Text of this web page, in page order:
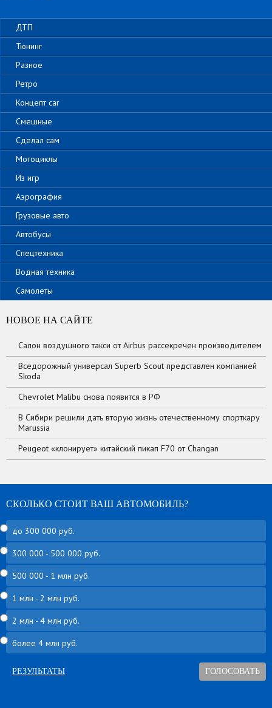
ДТП
Тюнинг
Разное
Ретро
Концепт car
Смешные
Сделал сам
Мотоциклы
Из игр
Аэрография
Грузовые авто
Автобусы
Спецтехника
Водная техника
Самолеты
НОВОЕ НА САЙТЕ
Салон воздушного такси от Airbus рассекречен производителем
Вседорожный универсал Superb Scout представлен компанией
Skoda
Chevrolet Malibu снова появится в РФ
В Сибири решили дать вторую жизнь отечественному спорткару
Marussia
Peugeot «клонирует» китайский пикап F70 от Changan
СКОЛЬКО СТОИТ ВАШ АВТОМОБИЛЬ?
до 300 000 руб.
300 000 - 500 000 руб.
500 000 - 1 млн руб.
1 млн - 2 млн руб.
2 млн - 4 млн руб.
более 4 млн руб.
РЕЗУЛЬТАТЫ